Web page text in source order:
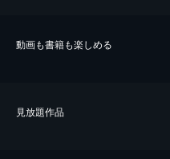
動画も書籍も楽しめる
⾒放題作品